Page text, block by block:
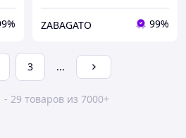
ZABAGATO 99%
3 ...
- 29 товаров из 7000+